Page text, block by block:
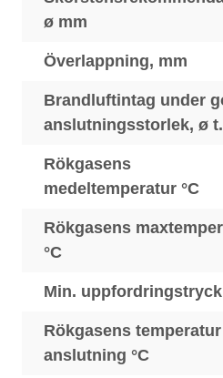
ø mm
Överlappning, mm
Brandluftintag under
anslutningsstorlek, ø
Rökgasens
medeltemperatur °C
Rökgasens
°C
Min.
Rökgasens
anslutning °C